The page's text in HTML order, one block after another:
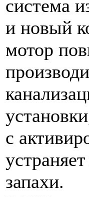
система
и новый
мотор
с
запахи.